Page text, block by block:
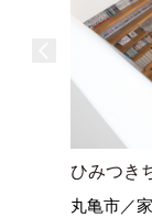
ひみつき
丸亀市／